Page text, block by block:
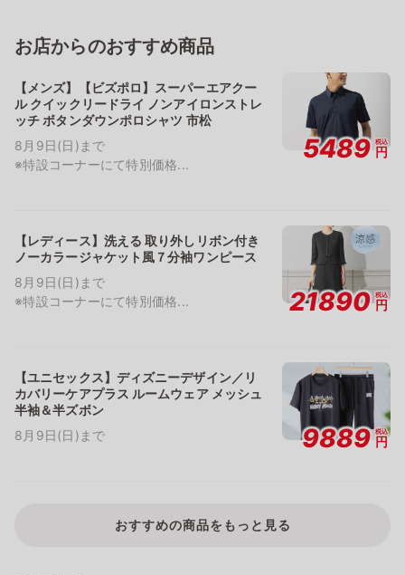
お店からのおすすめ商品
【メンズ】【ビズポロ】スーパーエアクー
ル クイックリードライ ノンアイロンストレ
ッチ ボタンダウンポロシャツ 市松
8月9日(日)まで
※特設コーナーにて特別価格...
5489 税込
円
【レディース】洗える 取り外しリボン付き
ノーカラージャケット風７分袖ワンピース
8月9日(日)まで
※特設コーナーにて特別価格...
21890 税込
円
【ユニセックス】ディズニーデザイン／リ
カバリーケアプラス ルームウェア メッシュ
半袖＆半ズボン
8月9日(日)まで
9889 税込
円
おすすめの商品をもっと見る